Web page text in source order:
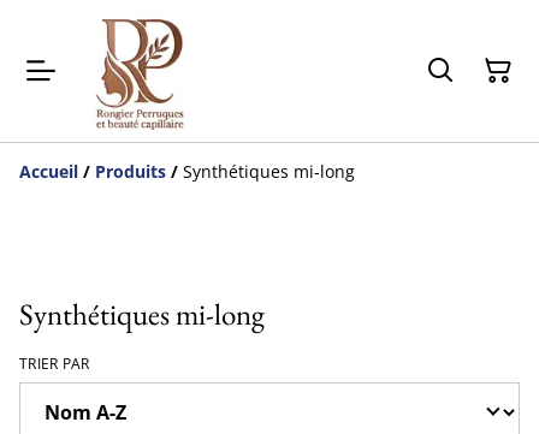
Accueil / Produits / Synthétiques mi-long
Synthétiques mi-long
TRIER PAR